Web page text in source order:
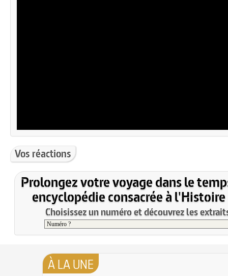
Vos réactions
Prolongez votre voyage dans le
encyclopédie consacrée à l'Histoire
Choisissez un numéro et découvrez les
À LA UNE